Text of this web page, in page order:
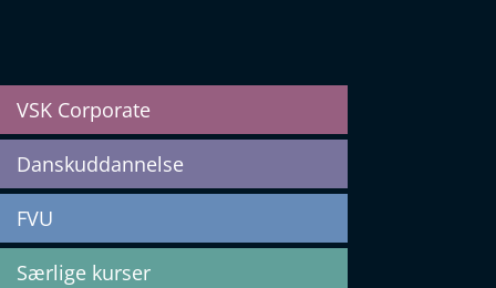
VSK Corporate
Danskuddannelse
FVU
Særlige kurser